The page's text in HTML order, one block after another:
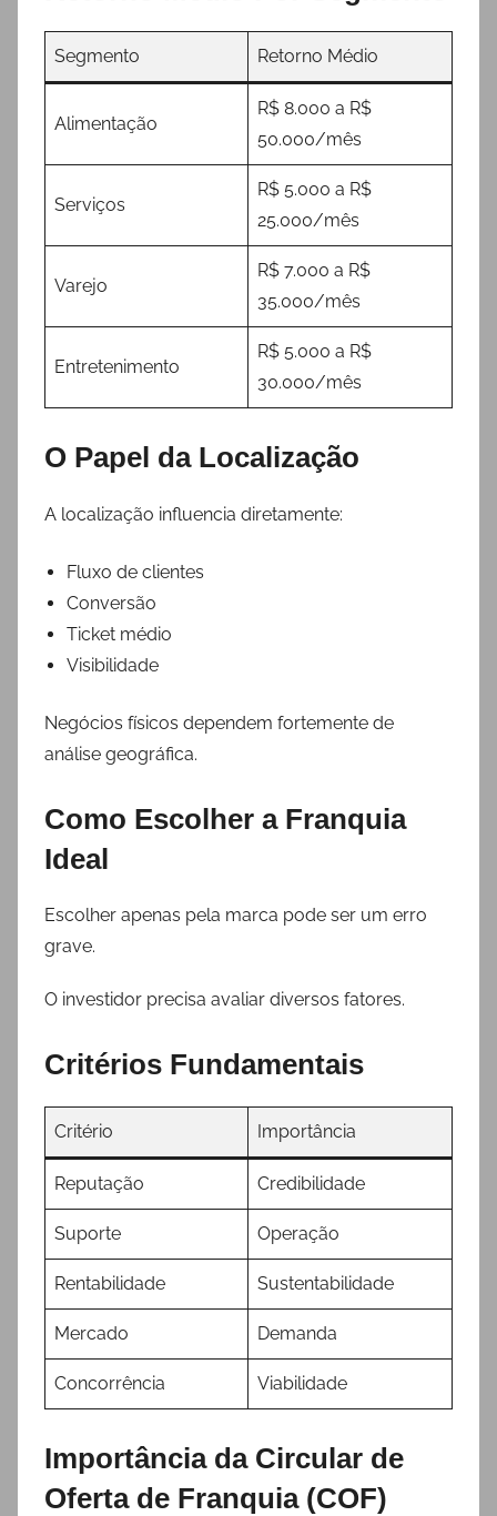
Segmento Retorno Médio
Alimentação
R$ 8.000 a R$
50.000/mês
Serviços
R$ 5.000 a R$
25.000/mês
Varejo
R$ 7.000 a R$
35.000/mês
Entretenimento
R$ 5.000 a R$
30.000/mês
O Papel da Localização
A localização influencia diretamente:
Fluxo de clientes
Conversão
Ticket médio
Visibilidade
Negócios físicos dependem fortemente de
análise geográfica.
Como Escolher a Franquia
Ideal
Escolher apenas pela marca pode ser um erro
grave.
O investidor precisa avaliar diversos fatores.
Critérios Fundamentais
Critério Importância
Reputação Credibilidade
Suporte Operação
Rentabilidade Sustentabilidade
Mercado Demanda
Concorrência Viabilidade
Importância da Circular de
Oferta de Franquia (COF)